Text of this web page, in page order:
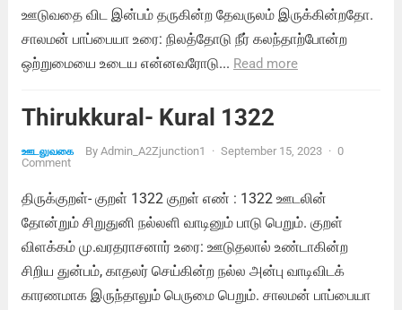
ஊடுவதை விட இன்பம் தருகின்ற தேவருலம் இருக்கின்றதோ.
சாலமன் பாப்பையா உரை: நிலத்தோடு நீர் கலந்தாற்போன்ற
ஒற்றுமையை உடைய என்னவரோடு... Read more
Thirukkural- Kural 1322
ஊடலுவகை By Admin_A2Zjunction1 · September 15, 2023 · 0
Comment
திருக்குறள்- குறள் 1322 குறள் எண் : 1322 ஊடலின்
தோன்றும் சிறுதுனி நல்லளி வாடினும் பாடு பெறும். குறள்
விளக்கம் மு.வரதராசனார் உரை: ஊடுதலால் உண்டாகின்ற
சிறிய துன்பம், காதலர் செய்கின்ற நல்ல அன்பு வாடிவிடக்
காரணமாக இருந்தாலும் பெருமை பெறும். சாலமன் பாப்பையா